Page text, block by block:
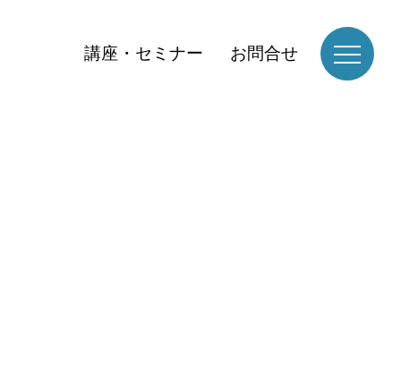
講座・セミナー お問合せ